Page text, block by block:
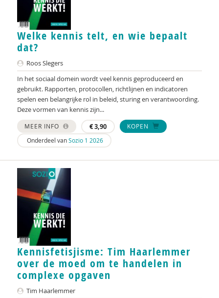
Ferdi Bekken
Ferdi Bekken en Gerda de Groot
Frank van den Berg
Victor van den Bersselaar
Niels Bloembergen
Anne Boer
Cindy Boerema
Josephine Boertjens
Marjan Boertjes
Marjanne Boesenkool
Erica Bohnen
Ben Boksebeld
Arjan Bolt
Albert Boon
Elsbeth ter Borg
Welke kennis telt, en wie bepaalt
dat?
Roos Slegers
In het sociaal domein wordt veel kennis geproduceerd en
gebruikt. Rapporten, protocollen, richtlijnen en indicatoren
spelen een belangrijke rol in beleid, sturing en verantwoording.
Deze vormen van kennis zijn...
MEER INFO €3,90
KOPEN
Onderdeel vanSozio 1 2026
Kennisfetisjisme: Tim Haarlemmer
over de moed om te handelen in
complexe opgaven
Tim Haarlemmer